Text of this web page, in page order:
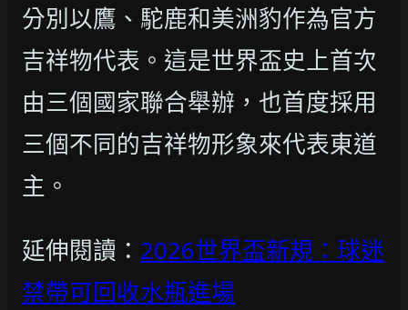
分別以鷹、駝鹿和美洲豹作為官方
吉祥物代表。這是世界盃史上首次
由三個國家聯合舉辦，也首度採用
三個不同的吉祥物形象來代表東道
主。
延伸閱讀： 2026世界盃新規：球迷
禁帶可回收水瓶進場